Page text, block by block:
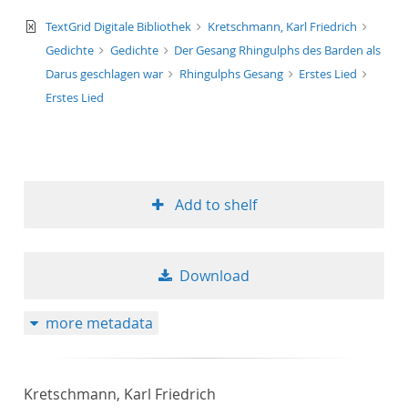
text/xml
TextGrid Digitale Bibliothek
Kretschmann, Karl Friedrich
Gedichte
Gedichte
Der Gesang Rhingulphs des Barden als
Darus geschlagen war
Rhingulphs Gesang
Erstes Lied
Erstes Lied
Add to shelf
Download
more metadata
Kretschmann, Karl Friedrich